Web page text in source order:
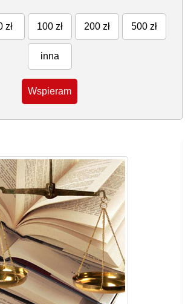
zł 100 zł 200 zł 500 zł
inna
Wspieram